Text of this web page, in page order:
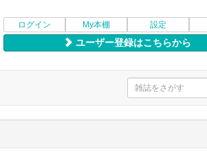
ログイン My本棚 設定
ユーザー登録はこちらから